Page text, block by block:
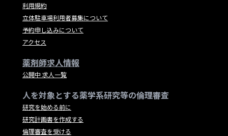
利用規約
立体駐車場利用者募集について
予約申し込みについて
アクセス
薬剤師求人情報
公開中 求人一覧
人を対象とする薬学系研究等の倫理審査
研究を始める前に
研究計画書を作成する
倫理審査を受ける